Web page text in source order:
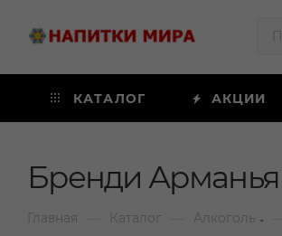
КАТАЛОГ АКЦИИ
Бренди
Главная Каталог Алкоголь